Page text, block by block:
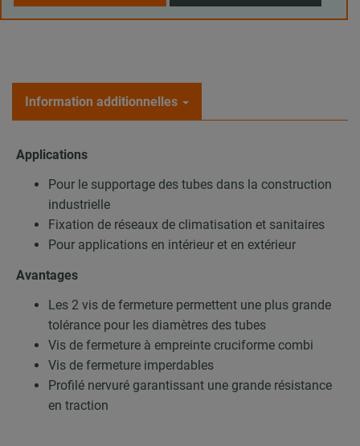
Information additionnelles
Applications
Pour le supportage des tubes dans la construction
industrielle
Fixation de réseaux de climatisation et sanitaires
Pour applications en intérieur et en extérieur
Avantages
Les 2 vis de fermeture permettent une plus grande
tolérance pour les diamètres des tubes
Vis de fermeture à empreinte cruciforme combi
Vis de fermeture imperdables
Profilé nervuré garantissant une grande résistance
en traction